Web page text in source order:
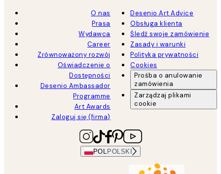
O nas
Prasa
Wydawca
Career
Zrównoważony rozwój
Oświadczenie o
Dostępności
Desenio Ambassador
Programme
Art Awards
Zaloguj się (firma)
Desenio Art Advice
Obsługa klienta
Śledź swoje zamówienie
Zasady i warunki
Polityka prywatności
Cookies
Prośba o anulowanie
zamówienia
Zarządzaj plikami
cookie
POL POLSKI